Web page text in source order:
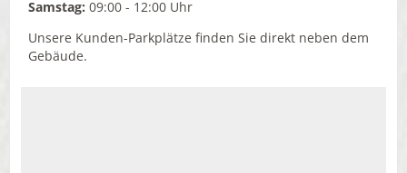
Samstag: 09:00 - 12:00 Uhr
Unsere Kunden-Parkplätze finden Sie direkt neben dem
Gebäude.